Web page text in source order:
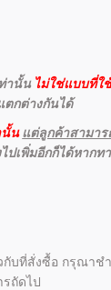
านั้น ไม่ใช่แบบที่ใ
ตกต่างกันได้
นั้น แต่ลูกค้าสามา
พิ่มอีกก็ได้หากทา
บที่สั่งซื้อ กรุณาช
ถัดไป